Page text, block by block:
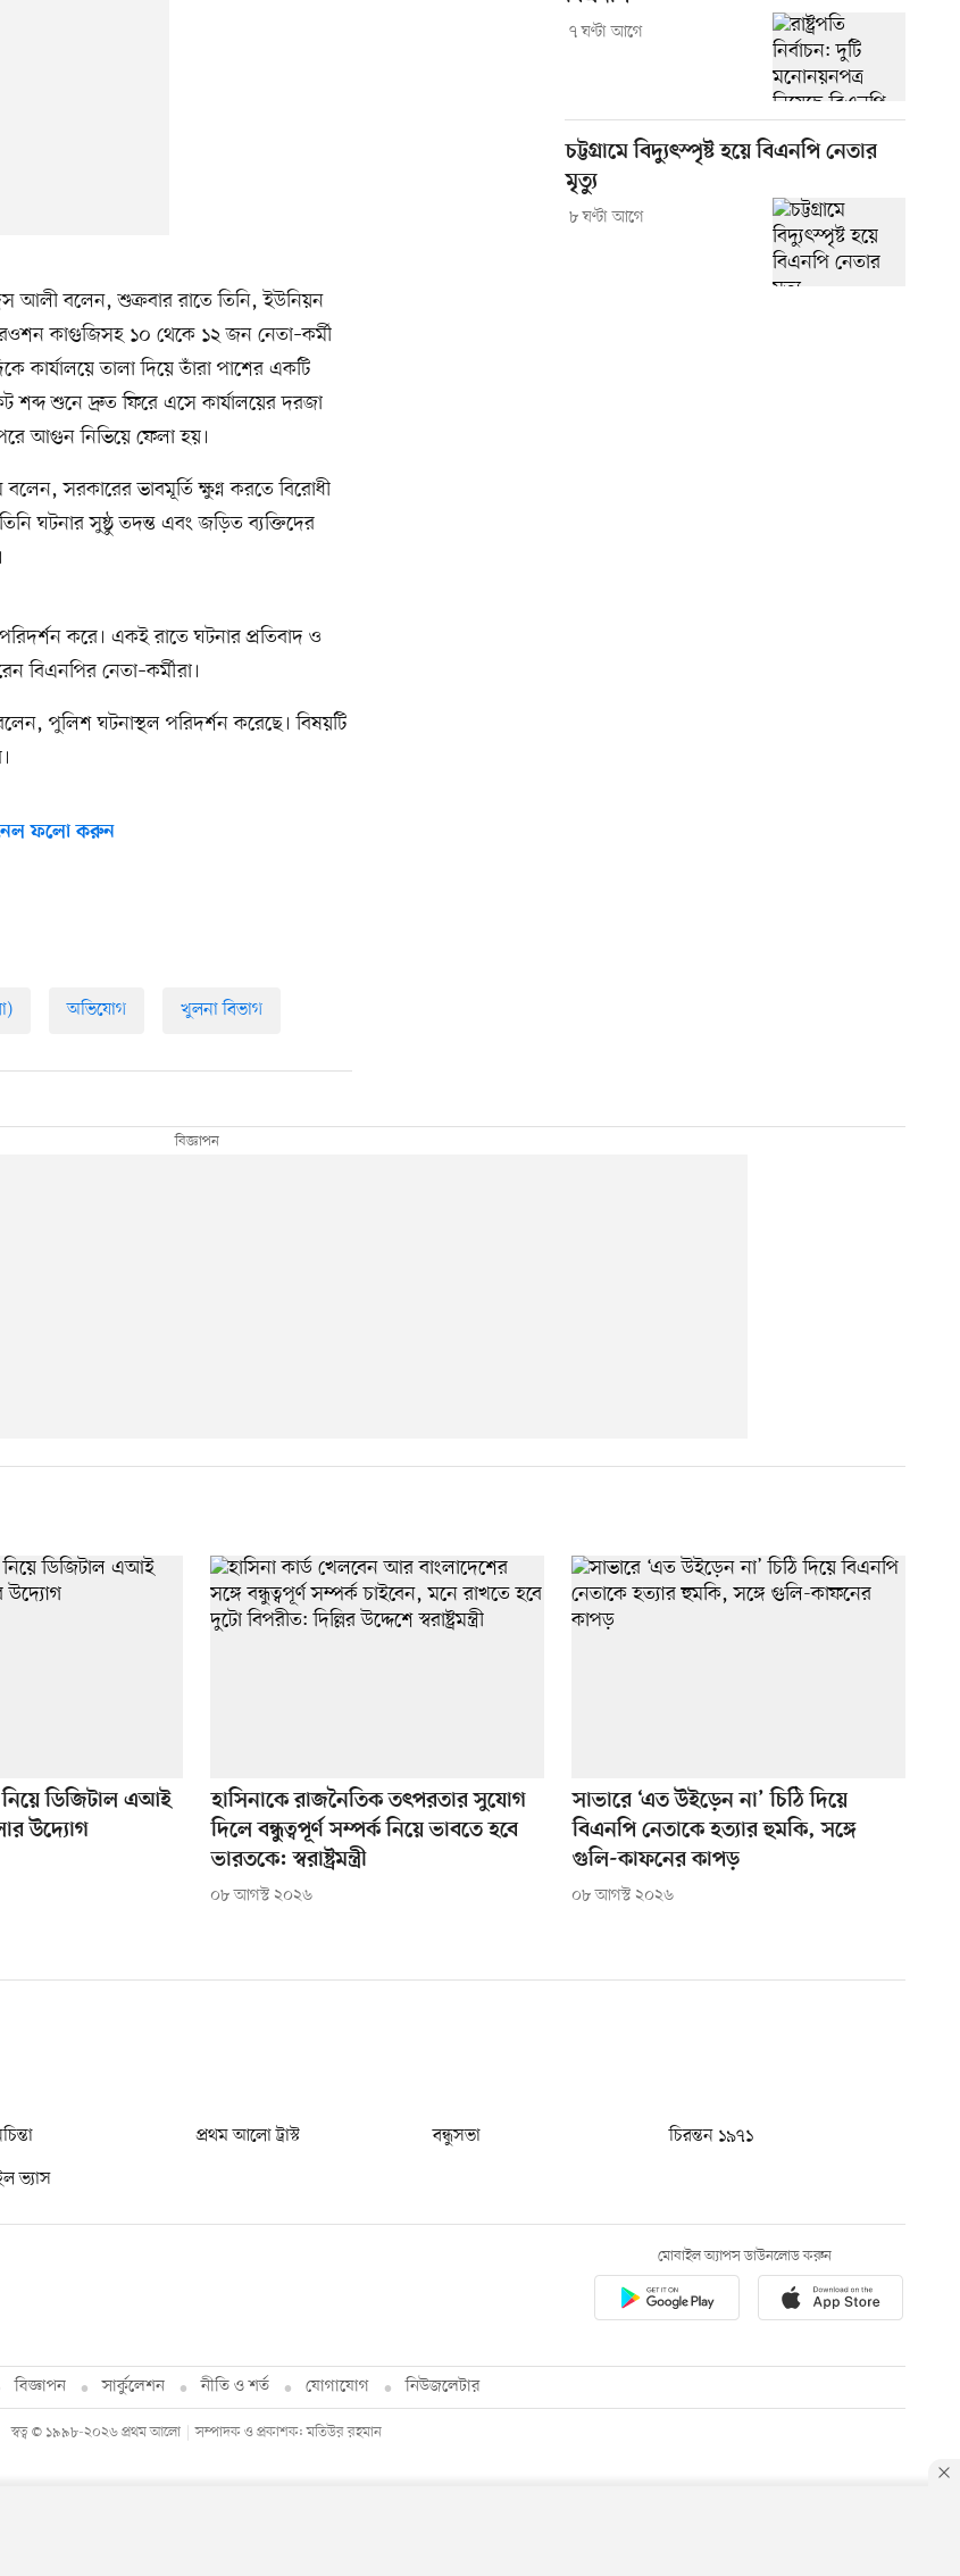
আলী বলেন, শুক্রবার রাতে তিনি, ইউনিয়ন
কাগুজিসহ ১০ থেকে ১২ জন নেতা–কর্মী
কার্যালয়ে তালা দিয়ে তাঁরা পাশের একটি
শুনে দ্রুত ফিরে এসে কার্যালয়ের দরজা
আগুন নিভিয়ে ফেলা হয়।
সরকারের ভাবমূর্তি ক্ষুণ্ন করতে বিরোধী
ঘটনার সুষ্ঠু তদন্ত এবং জড়িত ব্যক্তিদের
করে। একই রাতে ঘটনার প্রতিবাদ ও
বিএনপির নেতা–কর্মীরা।
পুলিশ ঘটনাস্থল পরিদর্শন করেছে। বিষয়টি
ফলো করুন
অভিযোগ খুলনা বিভাগ
৭ ঘণ্টা আগে
চট্টগ্রামে বিদ্যুৎস্পৃষ্ট হয়ে বিএনপি নেতার
মৃত্যু
৮ ঘণ্টা আগে
ডিজিটাল এআই
উদ্যোগ
হাসিনাকে রাজনৈতিক তৎপরতার সুযোগ
দিলে বন্ধুত্বপূর্ণ সম্পর্ক নিয়ে ভাবতে হবে
ভারতকে: স্বরাষ্ট্রমন্ত্রী
০৮ আগস্ট ২০২৬
সাভারে ‘এত উইড়েন না’ চিঠি দিয়ে
বিএনপি নেতাকে হত্যার হুমকি, সঙ্গে
গুলি-কাফনের কাপড়
০৮ আগস্ট ২০২৬
প্রথম আলো ট্রাস্ট বন্ধুসভা
চিরন্তন ১৯৭১
ভ্যাস
মোবাইল অ্যাপস ডাউনলোড করুন
বিজ্ঞাপন সার্কুলেশন নীতি ও শর্ত যোগাযোগ নিউজলেটার
স্বত্ব © ১৯৯৮-২০২৬ প্রথম আলো সম্পাদক ও প্রকাশক: মতিউর রহমান